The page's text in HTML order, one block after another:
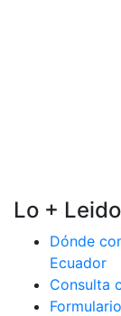
Lo + Leido
Dónde
Ecuador
Consulta